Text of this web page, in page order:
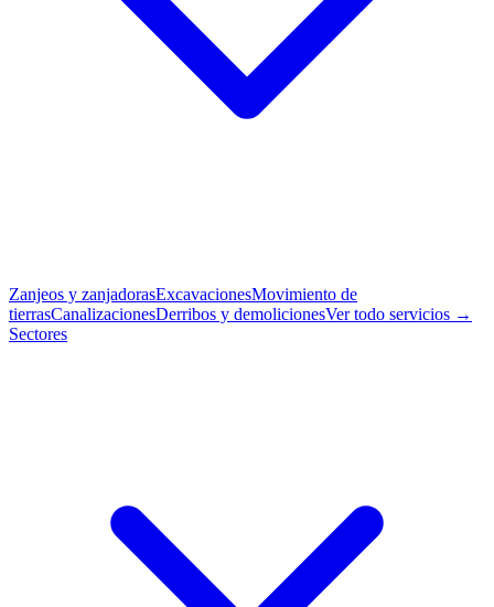
Zanjeos y zanjadorasExcavacionesMovimiento de
tierrasCanalizacionesDerribos y demolicionesVer todo servicios →
Sectores